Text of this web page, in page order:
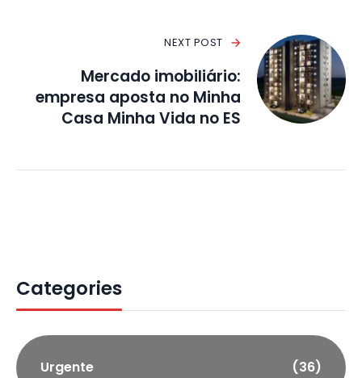
NEXT POST
Mercado imobiliário:
empresa aposta no Minha
Casa Minha Vida no ES
Categories
Urgente (36)